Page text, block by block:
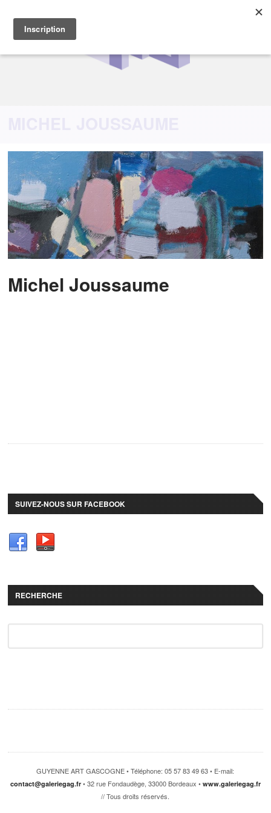
MICHEL JOUSSAUME
Michel Joussaume
SUIVEZ-NOUS SUR FACEBOOK
RECHERCHE
GUYENNE ART GASCOGNE • Téléphone: 05 57 83 49 63 • E-mail:
contact@galeriegag.fr• 32 rue Fondaudège, 33000 Bordeaux • www.galeriegag.fr
// Tous droits réservés.